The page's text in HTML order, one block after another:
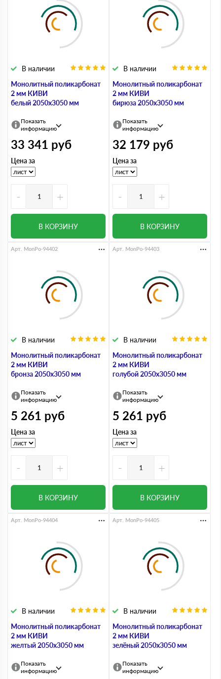
Монолитный поликарбонат
2 мм КИВИ
белый 2050х3050 мм
В наличии
Показать
информацию
33 341 руб
Цена за
- +
В КОРЗИНУ
Монолитный поликарбонат
2 мм КИВИ
бирюза 2050х3050 мм
В наличии
Показать
информацию
32 179 руб
Цена за
- +
В КОРЗИНУ
Монолитный поликарбонат
2 мм КИВИ
бронза 2050х3050 мм
В наличии
Арт. MonPo-94402
Показать
информацию
5 261 руб
Цена за
- +
В КОРЗИНУ
Монолитный поликарбонат
2 мм КИВИ
голубой 2050х3050 мм
В наличии
Арт. MonPo-94403
Показать
информацию
5 261 руб
Цена за
- +
В КОРЗИНУ
Монолитный поликарбонат
2 мм КИВИ
желтый 2050х3050 мм
В наличии
Арт. MonPo-94404
Показать
информацию
Монолитный поликарбонат
2 мм КИВИ
зелёный 2050х3050 мм
В наличии
Арт. MonPo-94405
Показать
информацию